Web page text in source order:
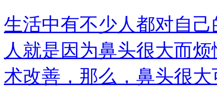
生活中有不少人都对自
人就是因为鼻头很大而
术改善，那么，鼻头很大